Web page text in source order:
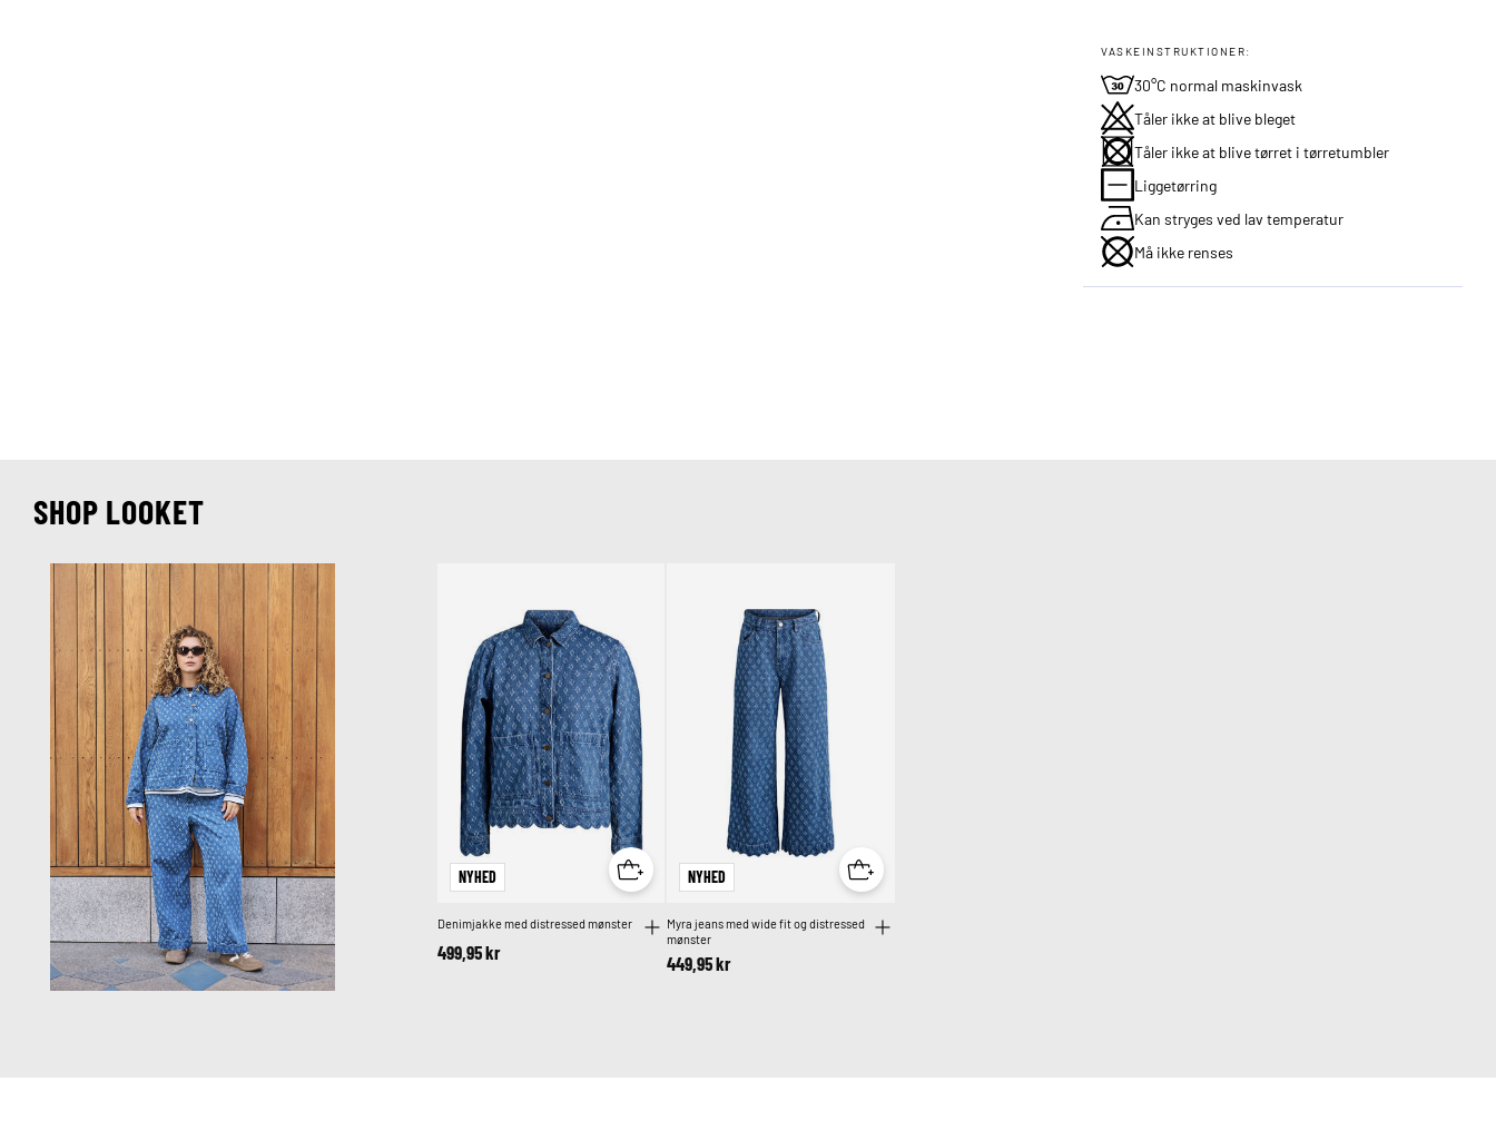
VASKEINSTRUKTIONER:
30°C normal maskinvask
Tåler ikke at blive bleget
Tåler ikke at blive tørret i tørretumbler
Liggetørring
Kan stryges ved lav temperatur
Må ikke renses
SHOP LOOKET
NYHED
Denimjakke med distressed mønster
499,95 kr
NYHED
Myra jeans med wide fit og distressed
mønster
449,95 kr